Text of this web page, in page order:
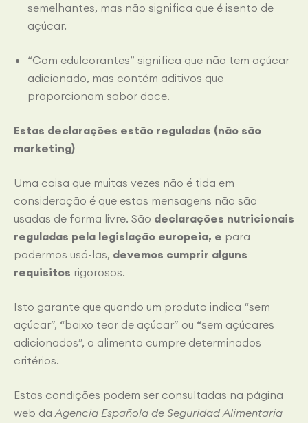
semelhantes, mas não significa que é isento de
açúcar.
“Com edulcorantes” significa que não tem açúcar
adicionado, mas contém aditivos que
proporcionam sabor doce.
Estas declarações estão reguladas (não são
marketing)
Uma coisa que muitas vezes não é tida em
consideração é que estas mensagens não são
usadas de forma livre. São declarações nutricionais
reguladas pela legislação europeia, e para
podermos usá-las, devemos cumprir alguns
requisitos rigorosos.
Isto garante que quando um produto indica “sem
açúcar”, “baixo teor de açúcar” ou “sem açúcares
adicionados”, o alimento cumpre determinados
critérios.
Estas condições podem ser consultadas na página
web daAgencia Española de Seguridad Alimentaria